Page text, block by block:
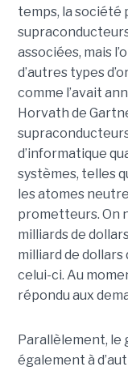
temps, la société
associées, mais
d’autres types
comme l’avait
Horvath de
d’informatique
systèmes, telles
les atomes
prometteurs. On
milliards de
milliard de dollars
celui-ci. Au
répondu aux
Parallèlement, le
également à